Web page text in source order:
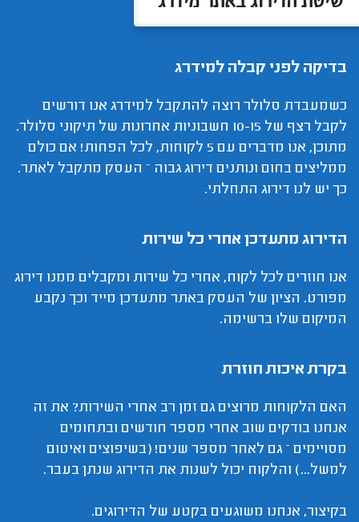
בדיקה לפני קבלה למידרג
כשמעבדת סלולר רוצה להתקבל למידרג אנו דורשים
לקבל רצף של 10-15 חשבוניות אחרונות של תיקוני סלולר.
מתוכן, אנו מדברים עם 5 לקוחות, לכל הפחות! אם כולם
ממליצים בחום ונותנים דירוג גבוה – העסק מתקבל לאתר.
כך יש לנו דירוג התחלתי.
הדירוג מתעדכן אחרי כל שירות
אנו חוזרים לכל לקוח, אחרי כל שירות ומקבלים ממנו דירוג
מפורט. הציון של העסק באתר מתעדכן מייד וכך נקבע
המיקום שלו ברשימה.
בקרת איכות חוזרת
האם הלקוחות מרוצים גם זמן רב אחרי השירות? את זה
אנחנו בודקים שוב אחרי מספר חודשים ובתחומים
מסויימים – גם לאחר מספר שנים! (בשיפוצים ואיטום
למשל...) והלקוח יכול לשנות את הדירוג שנתן בעבר.
בקיצור, אנחנו משוגעים בקטע של הדירוגים.